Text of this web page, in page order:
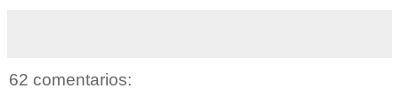
62 comentarios: